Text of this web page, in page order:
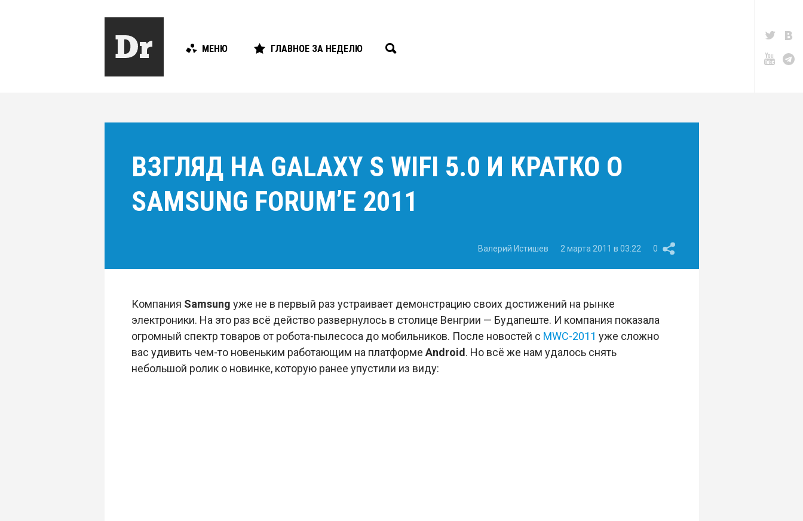
МЕНЮ ГЛАВНОЕ ЗА НЕДЕЛЮ
ВЗГЛЯД НА GALAXY S WIFI 5.0 И КРАТКО О
SAMSUNG FORUM’Е 2011
Валерий Истишев 2 марта 2011 в 03:22 0
Компания Samsung уже не в первый раз устраивает демонстрацию своих достижений на рынке
электроники. На это раз всё действо развернулось в столице Венгрии — Будапеште. И компания показала
огромный спектр товаров от робота-пылесоса до мобильников. После новостей с MWC-2011 уже сложно
вас удивить чем-то новеньким работающим на платформе Android . Но всё же нам удалось снять
небольшой ролик о новинке, которую ранее упустили из виду: